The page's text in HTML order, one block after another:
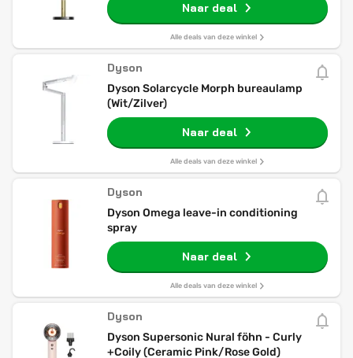
Naar deal
Alle deals van deze winkel
Dyson
Dyson Solarcycle Morph bureaulamp
(Wit/Zilver)
Naar deal
Alle deals van deze winkel
Dyson
Dyson Omega leave-in conditioning
spray
Naar deal
Alle deals van deze winkel
Dyson
Dyson Supersonic Nural föhn - Curly
+Coily (Ceramic Pink/Rose Gold)